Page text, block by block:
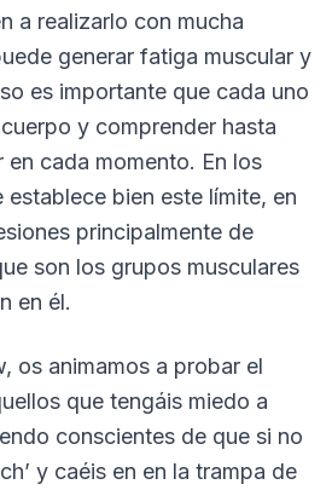
a realizarlo con mucha
generar fatiga muscular y
es importante que cada uno
y comprender hasta
en cada momento. En los
establece bien este límite, en
principalmente de
son los grupos musculares
en él.
os animamos a probar el
que tengáis miedo a
conscientes de que si no
y caéis en en la trampa de